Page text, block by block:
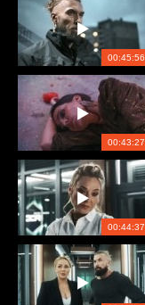
00:45:56
00:43:27
00:44:37